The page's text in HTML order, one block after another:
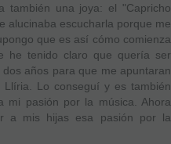
también una joya: el "Capricho
alucinaba escucharla porque me
que es así cómo comienza
he tenido claro que quería ser
años para que me apuntaran
Lo conseguí y es también
mi pasión por la música. Ahora
a mis hijas esa pasión por la